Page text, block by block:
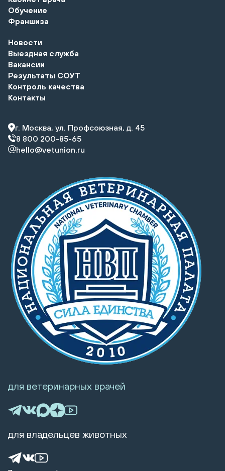
Обучение
Франшиза
Новости
Выездная служба
Вакансии
Результаты СОУТ
Контроль качества
Контакты
г. Москва, ул. Профсоюзная, д. 45
8 800 200-85-65
hello@vetunion.ru
для ветеринарных врачей
для владельцев животных